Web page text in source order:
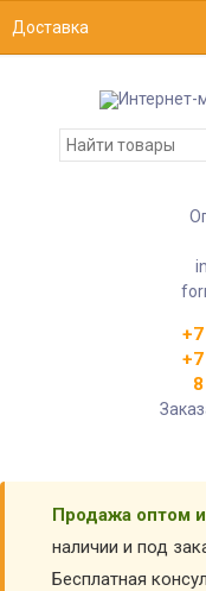
Доставка
Продажа оптом
наличии и под
Бесплатная